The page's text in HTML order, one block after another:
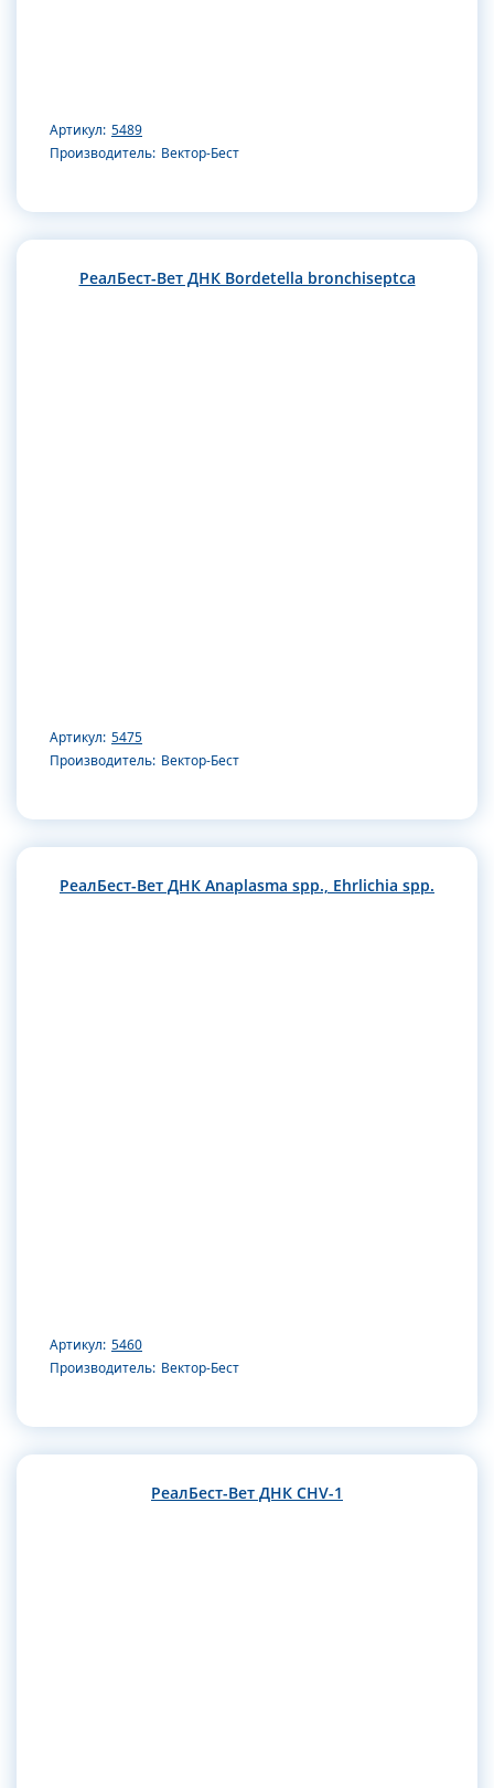
Артикул: 5489
Производитель: Вектор-Бест
РеалБест-Вет ДНК Bordetella bronchiseptca
Артикул: 5475
Производитель: Вектор-Бест
РеалБест-Вет ДНК Anaplasma spp., Ehrlichia spp.
Артикул: 5460
Производитель: Вектор-Бест
РеалБест-Вет ДНК CHV-1